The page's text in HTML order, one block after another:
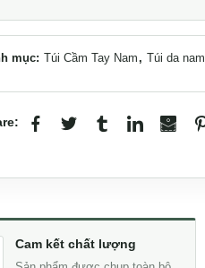
mục: Túi Cầm Tay Nam , Túi da nam
Cam kết chất lượng